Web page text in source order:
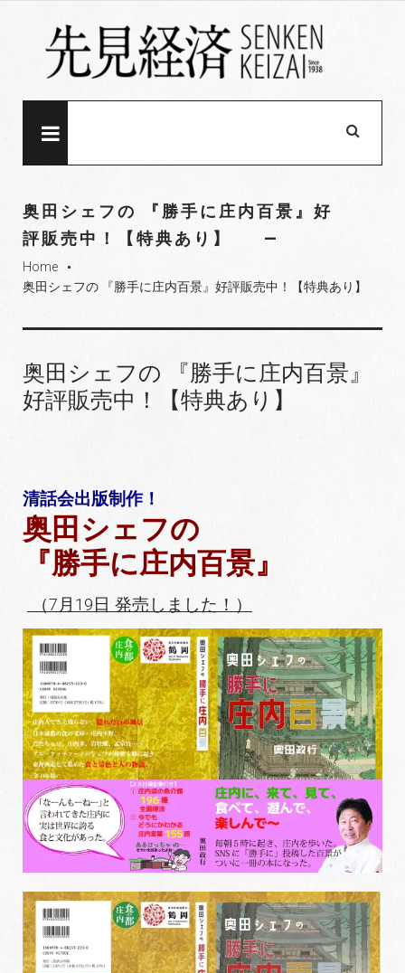
奥田シェフの 『勝手に庄内百景』好
評販売中！【特典あり】
Home fiber_manual_record
奥田シェフの 『勝手に庄内百景』好評販売中！【特典あり】
奥田シェフの 『勝手に庄内百景』
好評販売中！【特典あり】
清話会出版制作！
奥田シェフの
『勝手に庄内百景』
（7月19日 発売しました！）